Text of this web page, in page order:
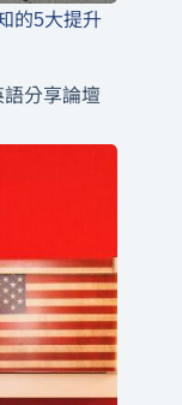
的5大提升
語分享論壇